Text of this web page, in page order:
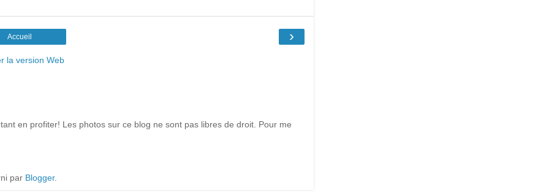
›
Accueil
la version Web
en profiter! Les photos sur ce blog ne sont pas libres de droit. Pour me
par Blogger.